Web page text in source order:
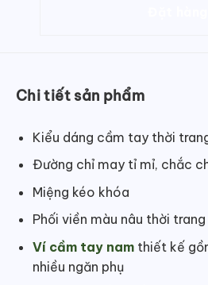
Chi tiết sản phẩm
Kiểu dáng cầm tay thời
Đường chỉ may tỉ mỉ, chắc
Miệng kéo khóa
Phối viền màu nâu thời trang
Ví cầm tay namthiết kế
nhiều ngăn phụ